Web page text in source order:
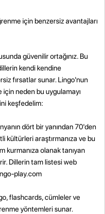
için benzersiz avantajları
güvenilir ortağınız. Bu
kendi kendine
fırsatlar sunar. Lingo'nun
için neden bu uygulamayı
keşfedelim:
dört bir yanından 70'den
kültürleri araştırmanıza ve bu
kurmanıza olanak tanıyan
Dillerin tam listesi web
play.com
flashcards, cümleler ve
yöntemleri sunar.